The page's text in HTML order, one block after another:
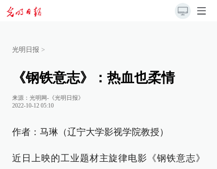
光明日报 >
《钢铁意志》：热血也柔情
来源： 光明网-《光明日报》
2022-10-12 05:10
作者：马琳（辽宁大学影视学院教授）
近日上映的工业题材主旋律电影《钢铁意志》